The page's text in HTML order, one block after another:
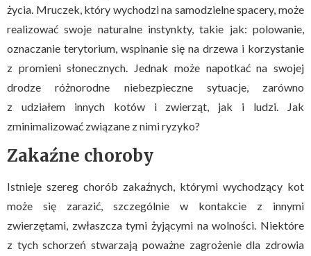
życia. Mruczek, który wychodzi na samodzielne spacery, może
realizować swoje naturalne instynkty, takie jak: polowanie,
oznaczanie terytorium, wspinanie się na drzewa i korzystanie
z promieni słonecznych. Jednak może napotkać na swojej
drodze różnorodne niebezpieczne sytuacje, zarówno
z udziałem innych kotów i zwierząt, jak i ludzi. Jak
zminimalizować związane z nimi ryzyko?
Zakaźne choroby
Istnieje szereg chorób zakaźnych, którymi wychodzący kot
może się zarazić, szczególnie w kontakcie z innymi
zwierzętami, zwłaszcza tymi żyjącymi na wolności. Niektóre
z tych schorzeń stwarzają poważne zagrożenie dla zdrowia